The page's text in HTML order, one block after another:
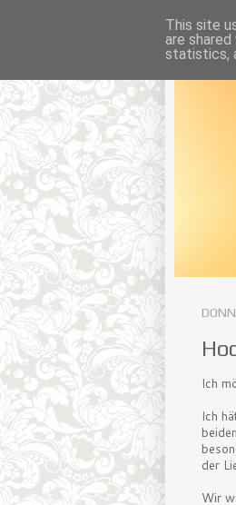
Ich
Ich
der
Wir
This site
are
statistics,